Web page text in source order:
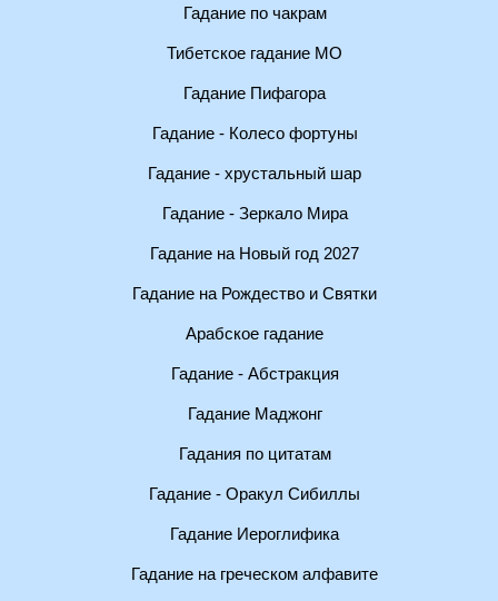
Гадание по чакрам
Тибетское гадание МО
Гадание Пифагора
Гадание - Колесо фортуны
Гадание - хрустальный шар
Гадание - Зеркало Мира
Гадание на Новый год 2027
Гадание на Рождество и Святки
Арабское гадание
Гадание - Абстракция
Гадание Маджонг
Гадания по цитатам
Гадание - Оракул Сибиллы
Гадание Иероглифика
Гадание на греческом алфавите